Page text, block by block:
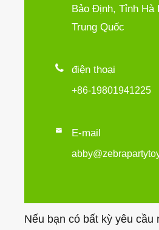
Bảo Định, Tỉnh Hà
Trung Quốc
 điện thoại
+86-19801941225
 E-mail
Nếu bạn có bất kỳ yêu cầu